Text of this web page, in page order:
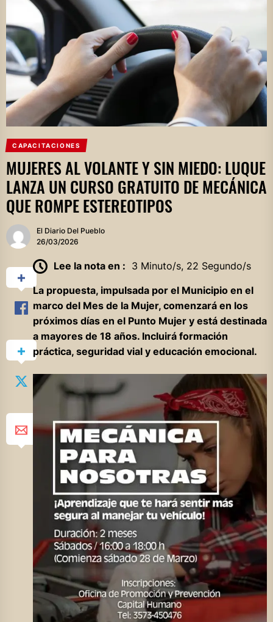
CAPACITACIONES
MUJERES AL VOLANTE Y SIN MIEDO: LUQUE
LANZA UN CURSO GRATUITO DE MECÁNICA
QUE ROMPE ESTEREOTIPOS
El Diario Del Pueblo
26/03/2026
Lee la nota en : 3 Minuto/s, 22 Segundo/s
La propuesta, impulsada por el Municipio en el
marco del Mes de la Mujer, comenzará en los
próximos días en el Punto Mujer y está destinada
a mayores de 18 años. Incluirá formación
práctica, seguridad vial y educación emocional.